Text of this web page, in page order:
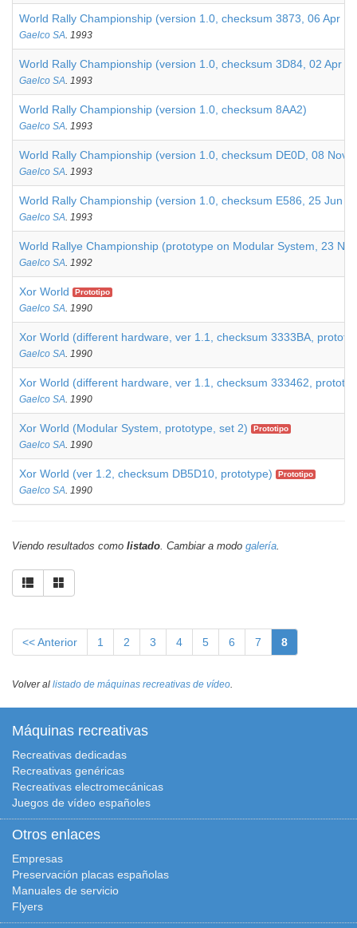
World Rally Championship (version 1.0, checksum 3873, 06 Apr
Gaelco SA. 1993
World Rally Championship (version 1.0, checksum 3D84, 02 Apr
Gaelco SA. 1993
World Rally Championship (version 1.0, checksum 8AA2)
Gaelco SA. 1993
World Rally Championship (version 1.0, checksum DE0D, 08 Nov
Gaelco SA. 1993
World Rally Championship (version 1.0, checksum E586, 25 Jun
Gaelco SA. 1993
World Rallye Championship (prototype on Modular System, 23
Gaelco SA. 1992
Xor World Prototipo
Gaelco SA. 1990
Xor World (different hardware, ver 1.1, checksum 3333BA,
Gaelco SA. 1990
Xor World (different hardware, ver 1.1, checksum 333462,
Gaelco SA. 1990
Xor World (Modular System, prototype, set 2) Prototipo
Gaelco SA. 1990
Xor World (ver 1.2, checksum DB5D10, prototype) Prototipo
Gaelco SA. 1990
Viendo resultados como listado. Cambiar a modo galería.
<< Anterior 1 2 3 4 5 6 7 8
Volver al listado de máquinas recreativas de vídeo.
Máquinas recreativas
Recreativas dedicadas
Recreativas genéricas
Recreativas electromecánicas
Juegos de vídeo españoles
Otros enlaces
Empresas
Preservación placas españolas
Manuales de servicio
Flyers